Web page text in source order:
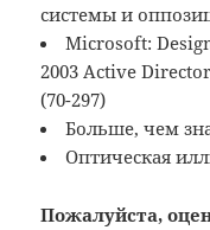
системы и
Microsoft:
2003 Active
(70-297)
Больше, чем
Оптическая
Пожалуйста,